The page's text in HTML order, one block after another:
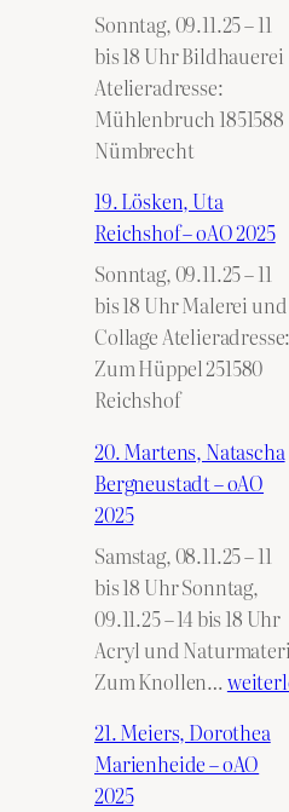
Sonntag, 09.11.25 – 11
bis 18 Uhr Bildhauerei
Atelieradresse:
Mühlenbruch 1851588
Nümbrecht
19. Lösken, Uta
Reichshof – oAO 2025
Sonntag, 09.11.25 – 11
bis 18 Uhr Malerei und
Collage Atelieradresse:
Zum Hüppel 251580
Reichshof
20. Martens, Natascha
Bergneustadt – oAO
2025
Samstag, 08.11.25 – 11
bis 18 Uhr Sonntag,
09.11.25 – 14 bis 18 Uhr
Acryl und
Zum Knollen… 20.
21. Meiers, Dorothea
Marienheide – oAO
2025